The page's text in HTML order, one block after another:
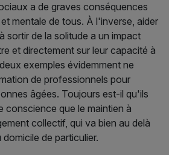
a de graves conséquences
mentale de tous. À l'inverse, aider
sortir de la solitude a un impact
et directement sur leur capacité à
exemples évidemment ne
de professionnels pour
âgées. Toujours est-il qu'ils
conscience que le maintien à
collectif, qui va bien au delà
de particulier.